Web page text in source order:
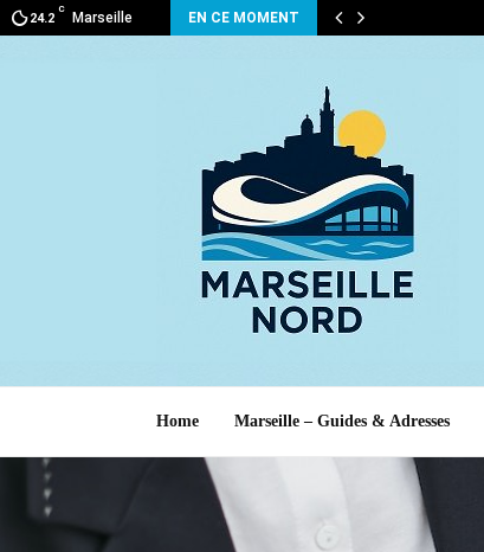
24.2
C
Marseille EN CE MOMENT
Home Marseille – Guides & Adresses